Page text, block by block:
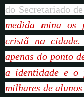
do Secretariado
medida mina os
cristã na cidade.
apenas do ponto
a identidade e o
milhares de